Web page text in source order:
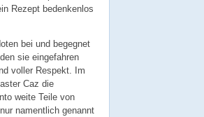
Rezept bedenkenlos
bei und begegnet
sie eingefahren
voller Respekt. Im
Caz die
weite Teile von
namentlich genannt